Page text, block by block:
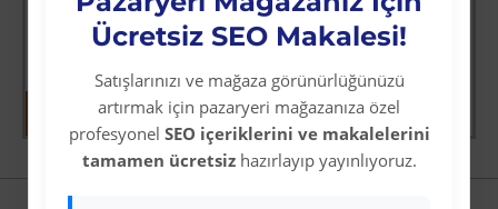
Ücretsiz SEO Makalesi!
Satışlarınızı ve mağaza görünürlüğünüzü
artırmak için pazaryeri mağazanıza özel
profesyonel SEO içeriklerini ve makalelerini
tamamen ücretsizhazırlayıp yayınlıyoruz.
Üyelere Özel Fiyat
Üye Olunuz
Üyelere Özel Fiyat
Üye Olunuz